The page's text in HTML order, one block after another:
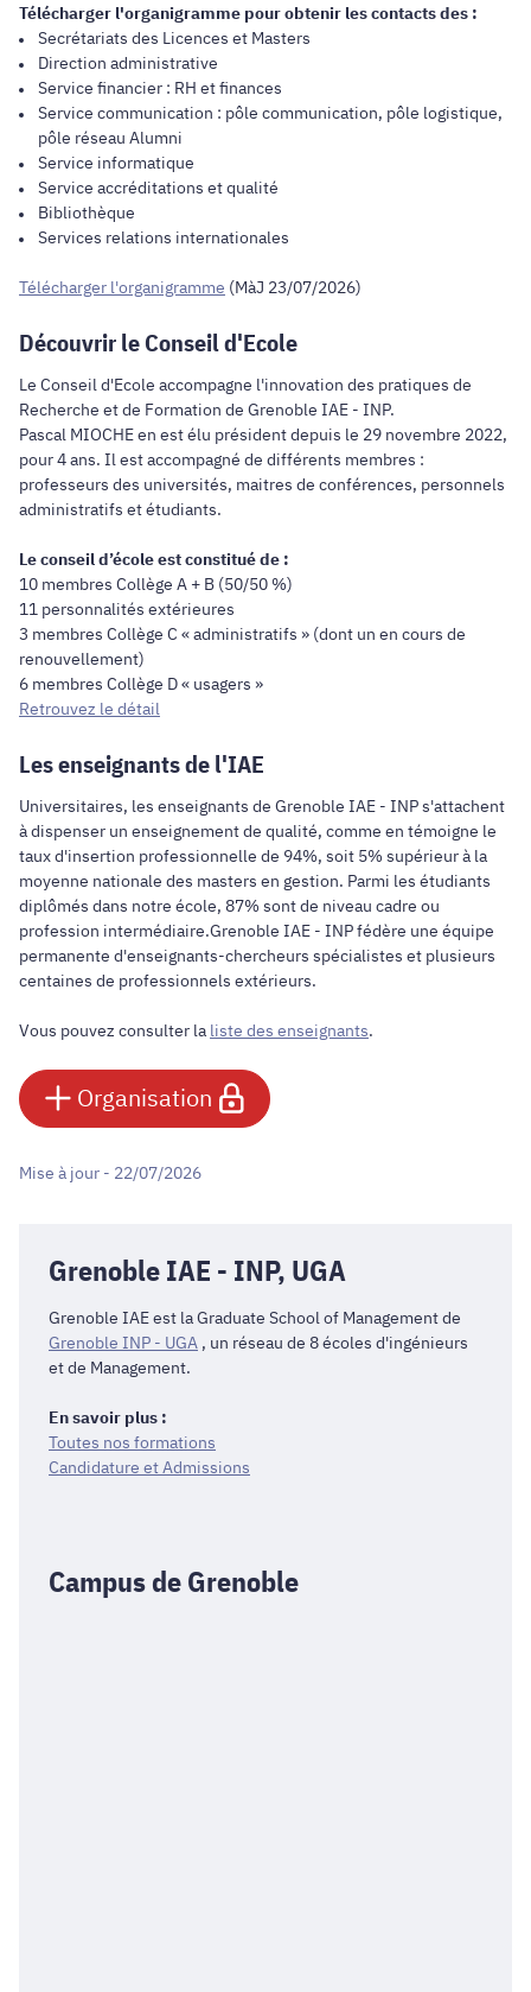
Télécharger l'organigramme pour obtenir les contacts des :
Secrétariats des Licences et Masters
Direction administrative
Service financier : RH et finances
Service communication : pôle communication, pôle logistique,
pôle réseau Alumni
Service informatique
Service accréditations et qualité
Bibliothèque
Services relations internationales
Télécharger l'organigramme (MàJ 23/07/2026)
Découvrir le Conseil d'Ecole
Le Conseil d'Ecole accompagne l'innovation des pratiques de
Recherche et de Formation de Grenoble IAE - INP.
Pascal MIOCHE en est élu président depuis le 29 novembre 2022,
pour 4 ans. Il est accompagné de différents membres :
professeurs des universités, maitres de conférences, personnels
administratifs et étudiants.
Le conseil d’école est constitué de :
10 membres Collège A + B (50/50 %)
11 personnalités extérieures
3 membres Collège C « administratifs » (dont un en cours de
renouvellement)
6 membres Collège D « usagers »
Retrouvez le détail
Les enseignants de l'IAE
Universitaires, les enseignants de Grenoble IAE - INP s'attachent
à dispenser un enseignement de qualité, comme en témoigne le
taux d'insertion professionnelle de 94%, soit 5% supérieur à la
moyenne nationale des masters en gestion. Parmi les étudiants
diplômés dans notre école, 87% sont de niveau cadre ou
profession intermédiaire.Grenoble IAE - INP fédère une équipe
permanente d'enseignants-chercheurs spécialistes et plusieurs
centaines de professionnels extérieurs.
Vous pouvez consulter la liste des enseignants.
Organisation
Mise à jour - 22/07/2026
Grenoble IAE - INP, UGA
Grenoble IAE est la Graduate School of Management de
Grenoble INP - UGA , un réseau de 8 écoles d'ingénieurs
et de Management.
En savoir plus :
Toutes nos formations
Candidature et Admissions
Campus de Grenoble